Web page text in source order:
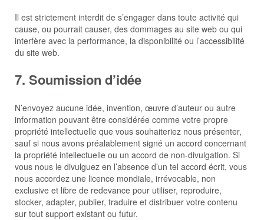
Il est strictement interdit de s’engager dans toute activité qui
cause, ou pourrait causer, des dommages au site web ou qui
interfère avec la performance, la disponibilité ou l’accessibilité
du site web.
7. Soumission d’idée
N’envoyez aucune idée, invention, œuvre d’auteur ou autre
information pouvant être considérée comme votre propre
propriété intellectuelle que vous souhaiteriez nous présenter,
sauf si nous avons préalablement signé un accord concernant
la propriété intellectuelle ou un accord de non-divulgation. Si
vous nous le divulguez en l’absence d’un tel accord écrit, vous
nous accordez une licence mondiale, irrévocable, non
exclusive et libre de redevance pour utiliser, reproduire,
stocker, adapter, publier, traduire et distribuer votre contenu
sur tout support existant ou futur.